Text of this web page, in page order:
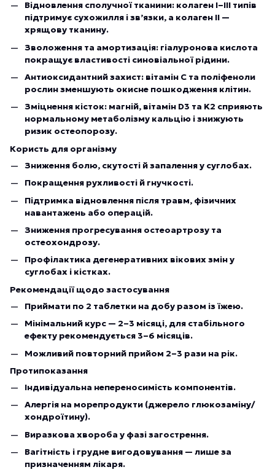
Відновлення сполучної тканини: колаген I–III типів
підтримує сухожилля і зв’язки, а колаген II —
хрящову тканину.
Зволоження та амортизація: гіалуронова кислота
покращує властивості синовіальної рідини.
Антиоксидантний захист: вітамін C та поліфеноли
рослин зменшують окисне пошкодження клітин.
Зміцнення кісток: магній, вітамін D3 та K2 сприяють
нормальному метаболізму кальцію і знижують
ризик остеопорозу.
Користь для організму
Зниження болю, скутості й запалення у суглобах.
Покращення рухливості й гнучкості.
Підтримка відновлення після травм, фізичних
навантажень або операцій.
Зниження прогресування остеоартрозу та
остеохондрозу.
Профілактика дегенеративних вікових змін у
суглобах і кістках.
Рекомендації щодо застосування
Приймати по 2 таблетки на добу разом із їжею.
Мінімальний курс — 2–3 місяці, для стабільного
ефекту рекомендується 3–6 місяців.
Можливий повторний прийом 2–3 рази на рік.
Протипоказання
Індивідуальна непереносимість компонентів.
Алергія на морепродукти (джерело глюкозаміну/
хондроїтину).
Виразкова хвороба у фазі загострення.
Вагітність і грудне вигодовування — лише за
призначенням лікаря.